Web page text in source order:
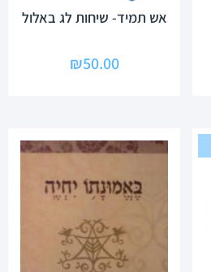
אש תמיד- שיחות לג באלול
₪50.00